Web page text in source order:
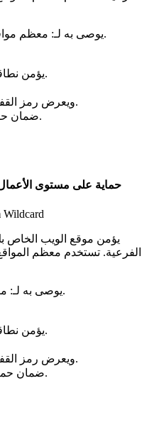
يوصى به لـ:معظم مواقع الويب الشخصية وغير التجارية.
يؤمن نطاقات فرعية غير محدودة.
يقوم بتمكين HTTPS ويعرض رمز القفل.
ضمان حماية بقيمة10,000 دولارًا.
حماية على مستوى
Wildcard
يؤمن موقع الويب الخاص
الفرعية. تستخدم معظم
يوصى به لـ:مواقع الأعمال والتجارة الإلكترونية.
يؤمن نطاقات فرعية غير محدودة.
يقوم بتمكين HTTPS ويعرض رمز القفل.
ضمان حماية بقيمة500,000 دولارًا.